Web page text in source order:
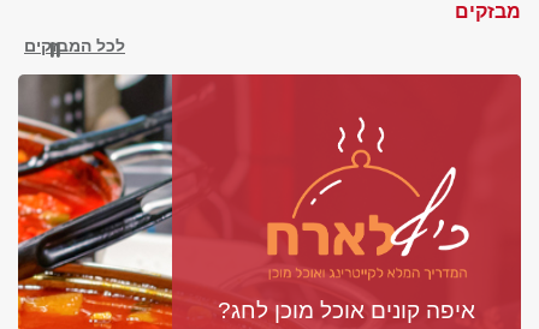
מבזקים
לכל המבזקים
איפה קונים אוכל מוכן לחג?